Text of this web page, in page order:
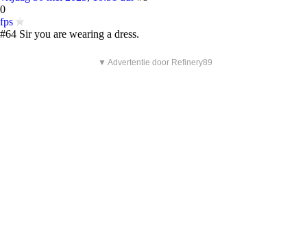
0
fps
#64 Sir you are wearing a dress.
▼ Advertentie door Refinery89